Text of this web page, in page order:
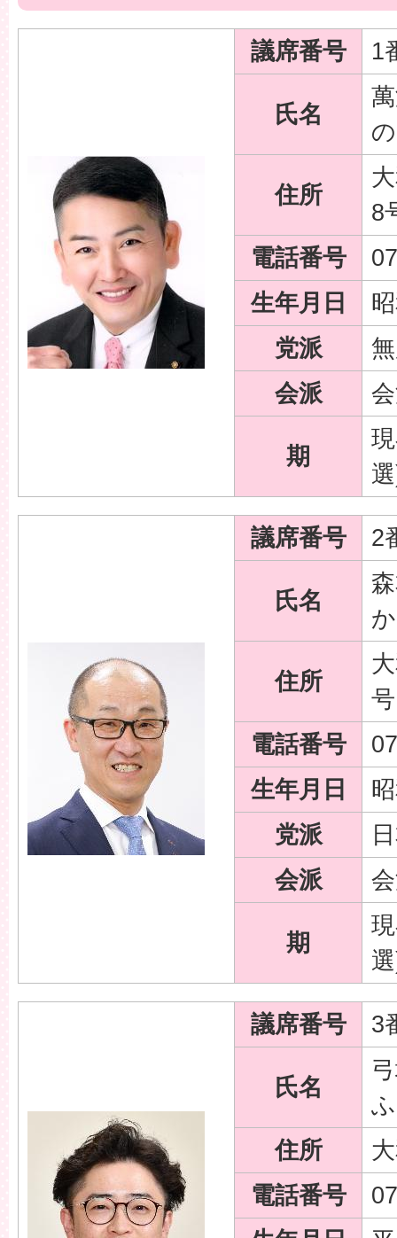
議席番号 1
氏名
住所
8
電話番号
生年月日
党派
会派
期
議席番号 2
氏名
住所
号
電話番号
生年月日
党派
会派
期
議席番号 3
氏名
住所
電話番号